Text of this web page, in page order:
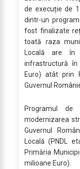
de execuție de
dintr-un
fost finalizate
toată raza
Locală are în
infrastructură
Euro) atât prin
Guvernul
Programul de
modernizarea
Guvernul
Locală (PNDL
Primăria
milioane Euro).